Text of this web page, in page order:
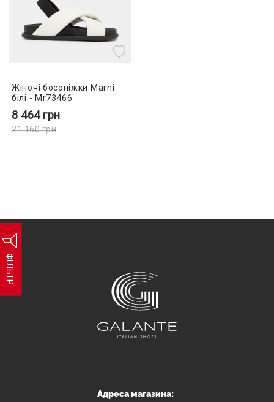
ФІЛЬТР
Жіночі босоніжки Marni
білі - Mr73466
8 464грн
21 160грн
Адреса магазина: